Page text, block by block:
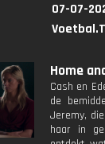
07-07-
Home
Cash en
de
Jeremy,
haar in